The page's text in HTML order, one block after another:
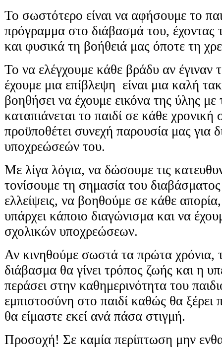
Το σωστότερο είναι να αφήσουμε το
πρόγραμμα στο διάβασμά του, έχοντας
και φυσικά τη βοήθειά μας όποτε τη
Το να ελέγχουμε κάθε βράδυ αν έγιναν
έχουμε μια επίβλεψη είναι μια καλή
βοηθήσει να έχουμε εικόνα της ύλης με
καταπιάνεται το παιδί σε κάθε
προϋποθέτει συνεχή παρουσία μας για
υποχρεώσεών του.
Με λίγα λόγια, να δώσουμε τις
τονίσουμε τη σημασία του
ελλείψεις, να βοηθούμε σε κάθε
υπάρχει κάποιο διαγώνισμα και να
σχολικών υποχρεώσεων.
Αν κινηθούμε σωστά τα πρώτα χρόνια,
διάβασμα θα γίνει τρόπος ζωής και η
περάσει στην καθημερινότητα του
εμπιστοσύνη στο παιδί καθώς θα ξέρει
θα είμαστε εκεί ανά πάσα στιγμή.
Προσοχή! Σε καμία περίπτωση μην